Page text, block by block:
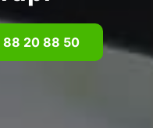
88 20 88 50